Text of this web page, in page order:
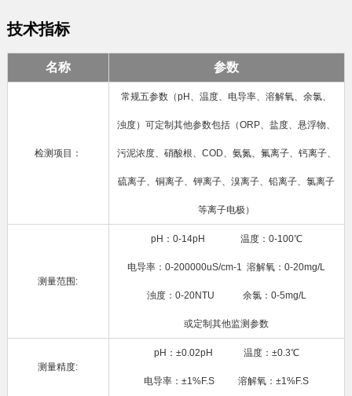
技术指标
名称 参数
检测项目：
常规五参数（pH、温度、电导率、溶解氧、余氯、
浊度）可定制其他参数包括（ORP、盐度、悬浮物、
污泥浓度、硝酸根、COD、氨氮、氟离子、钙离子、
硫离子、铜离子、钾离子、溴离子、铅离子、氯离子
等离子电极）
测量范围:
pH：0-14pH 温度：0-100℃
电导率：0-200000uS/cm-1 溶解氧：0-20mg/L
浊度：0-20NTU 余氯：0-5mg/L
或定制其他监测参数
测量精度:
pH：±0.02pH 温度：±0.3℃
电导率：±1%F.S 溶解氧：±1%F.S